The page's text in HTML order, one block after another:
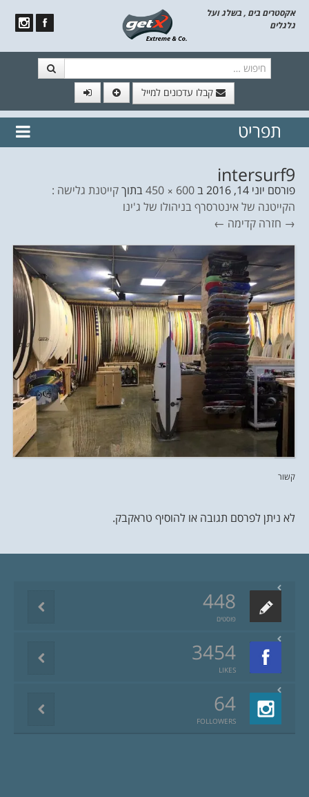
אקסטרים בים , בשלג ועל
גלגלים
קבלו עדכונים למייל
// הצטרף לרשימת תפוצה!
נשמח
תפריט
intersurf9
פורסם יוני 14, 2016 ב600 × 450 בתוךקייטנת גלישה :
הקייטנה של אינטרסרף בניהולו של ג'ינו
→ חזרה קדימה ←
קשור
לא ניתן לפרסם תגובה או להוסיף טראקבק.
448
פוסטים
3454
LIKES
64
FOLLOWERS